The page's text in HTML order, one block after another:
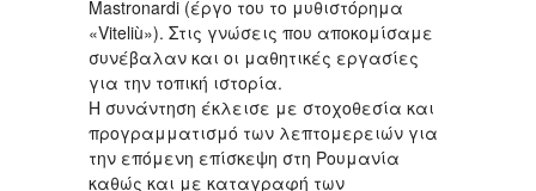
Mastronardi (έργο του το μυθιστόρημα
«Viteliù»). Στις γνώσεις που αποκομίσαμε
συνέβαλαν και οι μαθητικές εργασίες
για την τοπική ιστορία.
Η συνάντηση έκλεισε με στοχοθεσία και
προγραμματισμό των λεπτομερειών για
την επόμενη επίσκεψη στη Ρουμανία
καθώς και με καταγραφή των